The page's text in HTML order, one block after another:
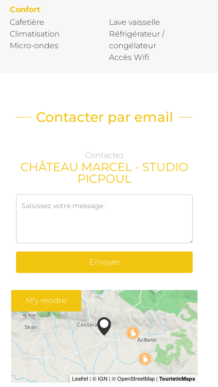
Confort
Cafetière
Climatisation
Micro-ondes
Lave vaisselle
Réfrigérateur /
congélateur
Accès Wifi
Contacter par email
Contactez
CHÂTEAU MARCEL - STUDIO
PICPOUL
Envoyer
M'y rendre